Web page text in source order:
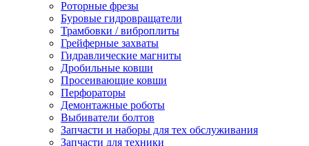
Роторные фрезы
Буровые гидровращатели
Трамбовки / виброплиты
Грейферные захваты
Гидравлические магниты
Дробильные ковши
Просеивающие ковши
Перфораторы
Демонтажные роботы
Выбиватели болтов
Запчасти и наборы для тех обслуживания
Запчасти для техники